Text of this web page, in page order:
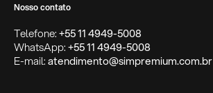
Nosso contato
Telefone:+55 11 4949-5008
WhatsApp:+55 11 4949-5008
E-mail:atendimento@simpremium.com.br